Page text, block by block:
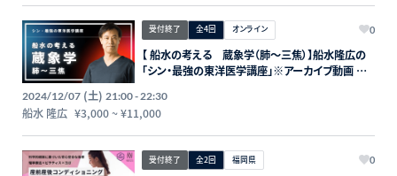
受付終了 全4回 オンライン 0
【 船水の考える 蔵象学（肺〜三焦）】船水隆広の
「シン・最強の東洋医学講座」※アーカイブ動画 付
2024/12/07 (土) 21:00 - 22:30
船水 隆広 ¥3,000~¥11,000
受付終了 全2回 福岡県 0